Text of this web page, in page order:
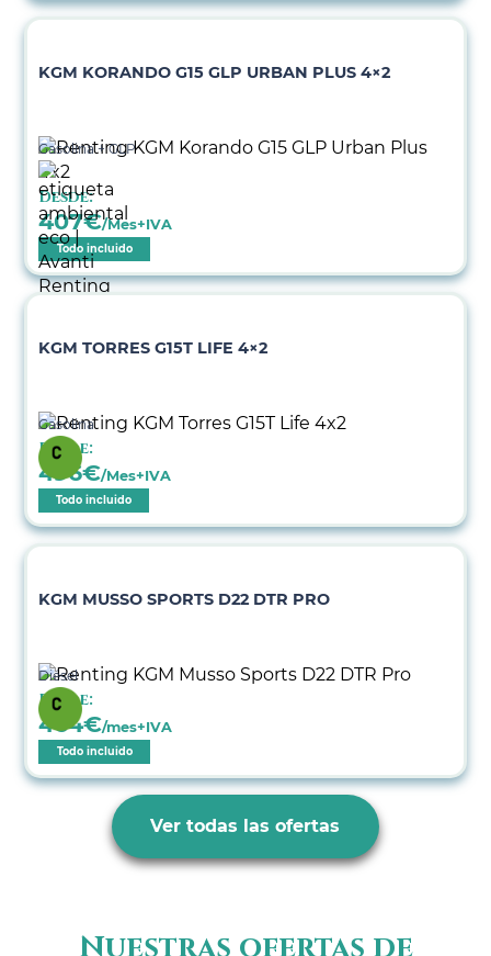
KGM KORANDO G15 GLP URBAN PLUS 4×2
Gasolina + GLP
Desde:
407€/Mes+IVA
Todo incluido
KGM TORRES G15T LIFE 4×2
Gasolina
Desde:
496€/Mes+IVA
Todo incluido
KGM MUSSO SPORTS D22 DTR PRO
Diésel
Desde:
464€/mes+IVA
Todo incluido
Ver todas las ofertas
Nuestras ofertas de